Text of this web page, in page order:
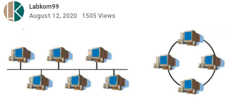
Labkom99
August 12, 2020
1505 Views